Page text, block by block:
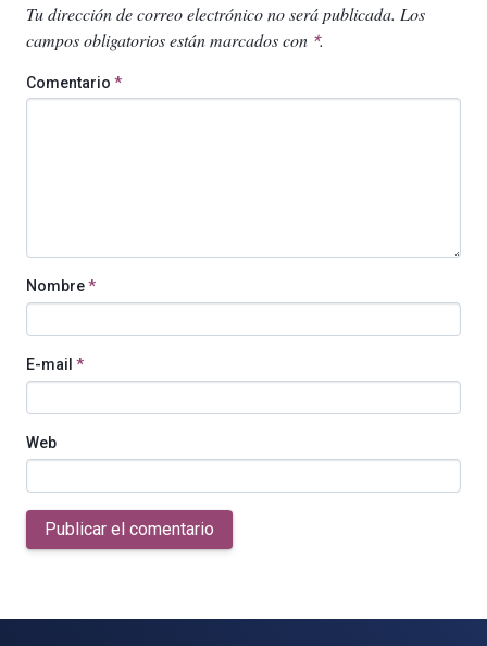
Tu dirección de correo electrónico no será publicada. Los
campos obligatorios están marcados con *.
Comentario *
Nombre*
E-mail *
Web
Publicar el comentario